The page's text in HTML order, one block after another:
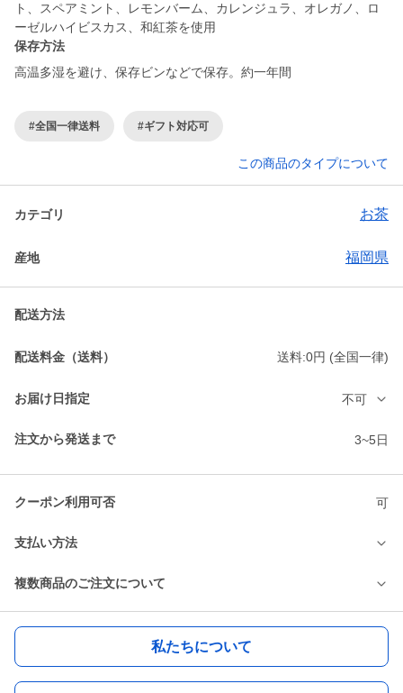
ト、スペアミント、レモンバーム、カレンジュラ、オレガノ、ロ
ーゼルハイビスカス、和紅茶を使用
保存方法
高温多湿を避け、保存ビンなどで保存。約一年間
#全国一律送料 #ギフト対応可
この商品のタイプについて
カテゴリ お茶
産地 福岡県
配送方法
配送料金（送料） 送料:0円 (全国一律)
お届け日指定 不可
注文から発送まで 3~5日
クーポン利用可否 可
支払い方法
複数商品のご注文について
私たちについて